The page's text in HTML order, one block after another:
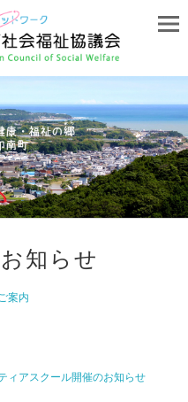
知らせ
案内
ィアスクール開催のお知らせ